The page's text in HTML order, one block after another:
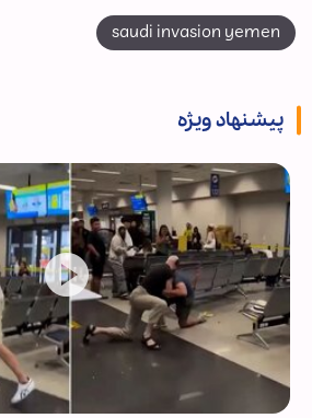
saudi invasion yemen
پیشنهاد ویژه